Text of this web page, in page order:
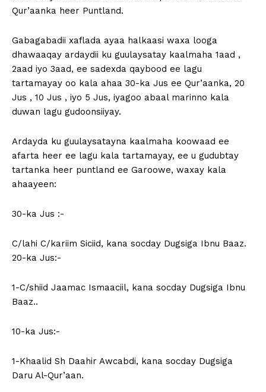
Qur’aanka heer Puntland.
Gabagabadii xaflada ayaa halkaasi waxa looga
dhawaaqay ardaydii ku guulaysatay kaalmaha 1aad ,
2aad iyo 3aad, ee sadexda qaybood ee lagu
tartamayay oo kala ahaa 30-ka Jus ee Qur’aanka, 20
Jus , 10 Jus , iyo 5 Jus, iyagoo abaal marinno kala
duwan lagu gudoonsiiyay.
Ardayda ku guulaysatayna kaalmaha koowaad ee
afarta heer ee lagu kala tartamayay, ee u gudubtay
tartanka heer puntland ee Garoowe, waxay kala
ahaayeen:
30-ka Jus :-
C/lahi C/kariim Siciid, kana socday Dugsiga Ibnu Baaz.
20-ka Jus:-
1-C/shiid Jaamac Ismaaciil, kana socday Dugsiga Ibnu
Baaz..
10-ka Jus:-
1-Khaalid Sh Daahir Awcabdi, kana socday Dugsiga
Daru Al-Qur’aan.